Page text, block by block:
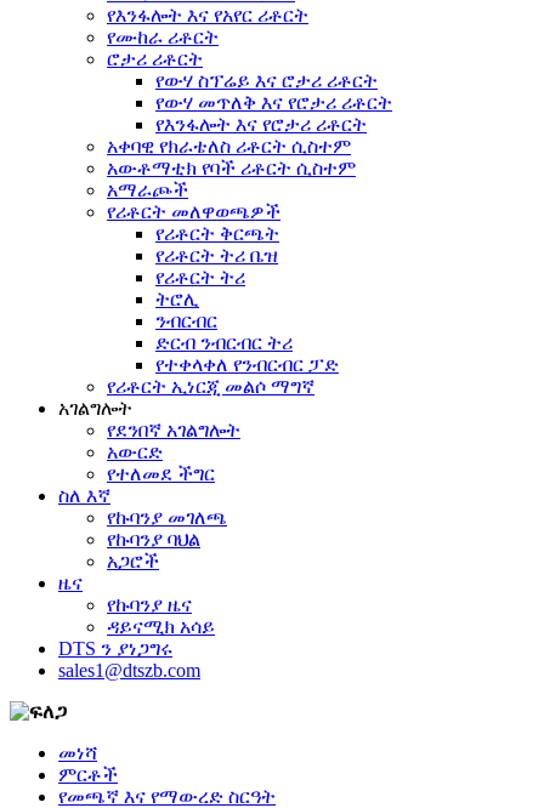
የእንፋሎት እና የአየር ሪቶርት
የሙከራ ሪቶርት
ሮታሪ ሪቶርት
የውሃ ስፕሬይ እና ሮታሪ ሪቶርት
የውሃ መጥለቅ እና የሮታሪ ሪቶርት
የእንፋሎት እና የሮታሪ ሪቶርት
አቀባዊ የክራቴለስ ሪቶርት ሲስተም
አውቶማቲክ የባች ሪቶርት ሲስተም
አማራጮች
የሪቶርት መለዋወጫዎች
የሪቶርት ቅርጫት
የሪቶርት ትሪ ቤዝ
የሪቶርት ትሪ
ትሮሊ
ንብርብር
ድርብ ንብርብር ትሪ
የተቀላቀለ የንብርብር ፓድ
የሪቶርት ኢነርጂ መልሶ ማግኛ
አገልግሎት
የደንበኛ አገልግሎት
አውርድ
የተለመደ ችግር
ስለ እኛ
የኩባንያ መገለጫ
የኩባንያ ባህል
አጋሮች
ዜና
የኩባንያ ዜና
ዳይናሚክ አሳይ
DTS ን ያነጋግሩ
sales1@dtszb.com
መነሻ
ምርቶች
የመጫኛ እና የማውረድ ስርዓት